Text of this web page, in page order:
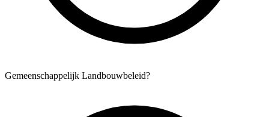
Gemeenschappelijk Landbouwbeleid?